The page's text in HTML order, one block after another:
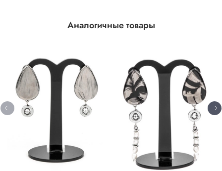
Аналогичные товары